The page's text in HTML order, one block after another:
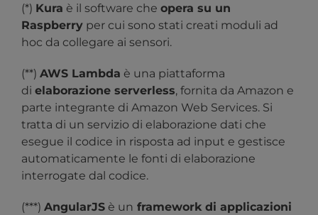
(*) Kura è il software che opera su un
Raspberry per cui sono stati creati moduli ad
hoc da collegare ai sensori.
(**) AWS Lambda è una piattaforma
di elaborazione serverless, fornita da Amazon e
parte integrante di Amazon Web Services. Si
tratta di un servizio di elaborazione dati che
esegue il codice in risposta ad input e gestisce
automaticamente le fonti di elaborazione
interrogate dal codice.
(***) AngularJS è un framework di applicazioni